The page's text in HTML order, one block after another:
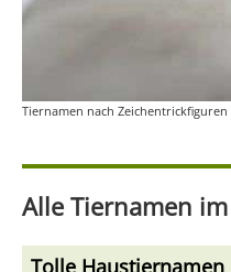
Tiernamen nach
Alle Tiernamen
Tolle Haustiernamen